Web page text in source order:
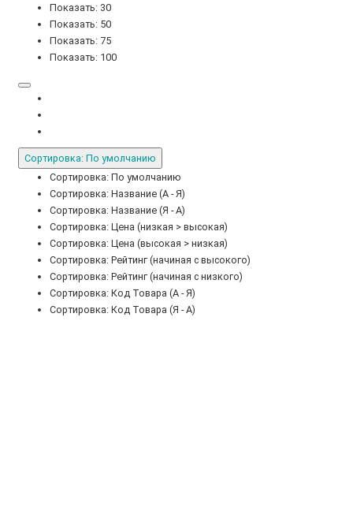
Показать: 30
Показать: 50
Показать: 75
Показать: 100
Сортировка: По умолчанию
Сортировка: По умолчанию
Сортировка: Название (А - Я)
Сортировка: Название (Я - А)
Сортировка: Цена (низкая > высокая)
Сортировка: Цена (высокая > низкая)
Сортировка: Рейтинг (начиная с высокого)
Сортировка: Рейтинг (начиная с низкого)
Сортировка: Код Товара (А - Я)
Сортировка: Код Товара (Я - А)